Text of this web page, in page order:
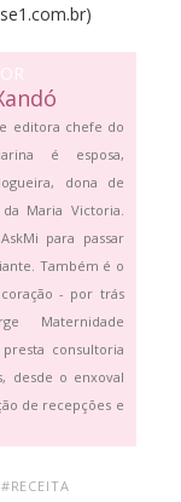
editora chefe do
é esposa,
dona de
Maria Victoria.
para passar
Também é o
- por trás
Maternidade
consultoria
desde o enxoval
de recepções e
#RECEITA